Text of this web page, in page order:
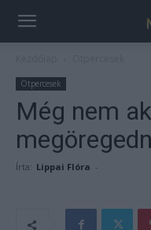
Ötpercesek
Még nem
Írta: Lippai Flóra -